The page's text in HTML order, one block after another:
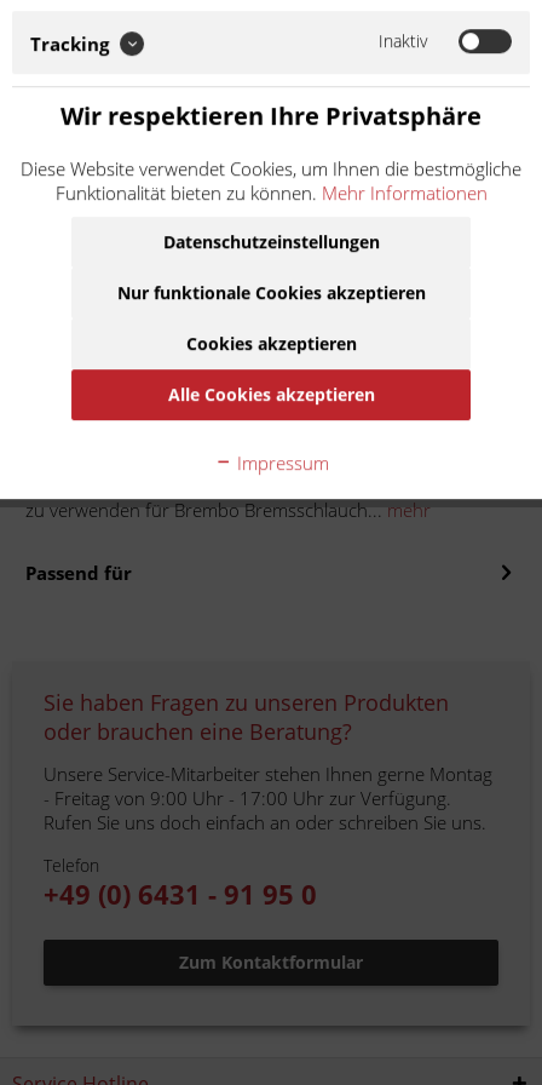
der angebotenen Ware handelt es sich um ein
Zubehör-/Ersatzteil eines Drittherstellers, das...
4,90 € *
Inhalt:10 Stück (0,49 € * / 1 Stück)
inkl. MwSt.zzgl. Versandkosten
Lieferzeit ca. 1 Werktag
In denWarenkorb
Auf die Merkliste
zu verwenden für Brembo Bremsschlauch... mehr
Passend für
Sie haben Fragen zu unseren Produkten
oder brauchen eine Beratung?
Unsere Service-Mitarbeiter stehen Ihnen gerne Montag
- Freitag von 9:00 Uhr - 17:00 Uhr zur Verfügung.
Rufen Sie uns doch einfach an oder schreiben Sie uns.
Telefon
+49 (0) 6431 - 91 95 0
Zum Kontaktformular
Tracking Inaktiv
Wir respektieren Ihre Privatsphäre
Diese Website verwendet Cookies, um Ihnen die bestmögliche
Funktionalität bieten zu können. Mehr Informationen
Datenschutzeinstellungen
Nur funktionale Cookies akzeptieren
Cookies akzeptieren
Alle Cookies akzeptieren
Impressum